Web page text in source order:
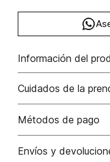
Información del
algodón 100% 100.00%
Cuidados de la
Lavar a mano por
Métodos de pago
Tarjetas de crédito:
Envíos y